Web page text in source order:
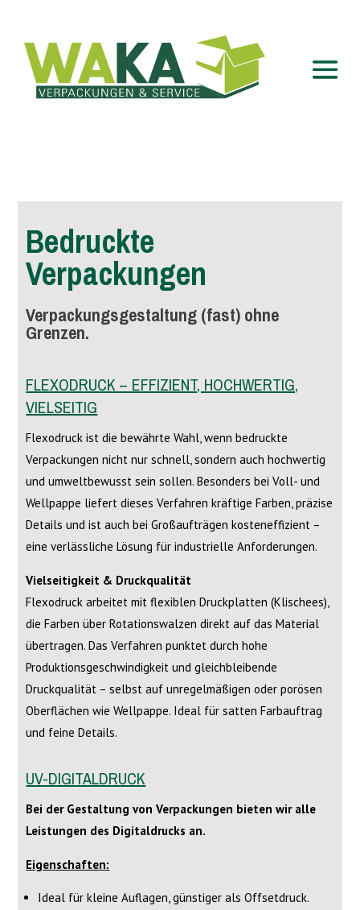
Bedruckte
Verpackungen
Verpackungsgestaltung (fast) ohne
Grenzen.
FLEXODRUCK – EFFIZIENT, HOCHWERTIG,
VIELSEITIG
Flexodruck ist die bewährte Wahl, wenn bedruckte
Verpackungen nicht nur schnell, sondern auch hochwertig
und umweltbewusst sein sollen. Besonders bei Voll- und
Wellpappe liefert dieses Verfahren kräftige Farben, präzise
Details und ist auch bei Großaufträgen kosteneffizient –
eine verlässliche Lösung für industrielle Anforderungen.
Vielseitigkeit & Druckqualität
Flexodruck arbeitet mit flexiblen Druckplatten (Klischees),
die Farben über Rotationswalzen direkt auf das Material
übertragen. Das Verfahren punktet durch hohe
Produktionsgeschwindigkeit und gleichbleibende
Druckqualität – selbst auf unregelmäßigen oder porösen
Oberflächen wie Wellpappe. Ideal für satten Farbauftrag
und feine Details.
UV-DIGITALDRUCK
Bei der Gestaltung von Verpackungen bieten wir alle
Leistungen des Digitaldrucks an.
Eigenschaften:
Ideal für kleine Auflagen, günstiger als Offsetdruck.